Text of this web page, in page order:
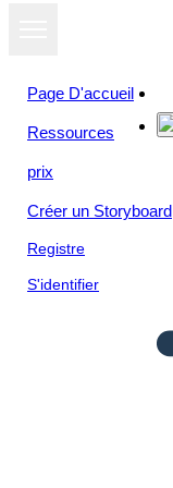
Page D'accueil
Ressources
prix
Créer un Storyboard
Registre
S'identifier
Afficher sous
forme de